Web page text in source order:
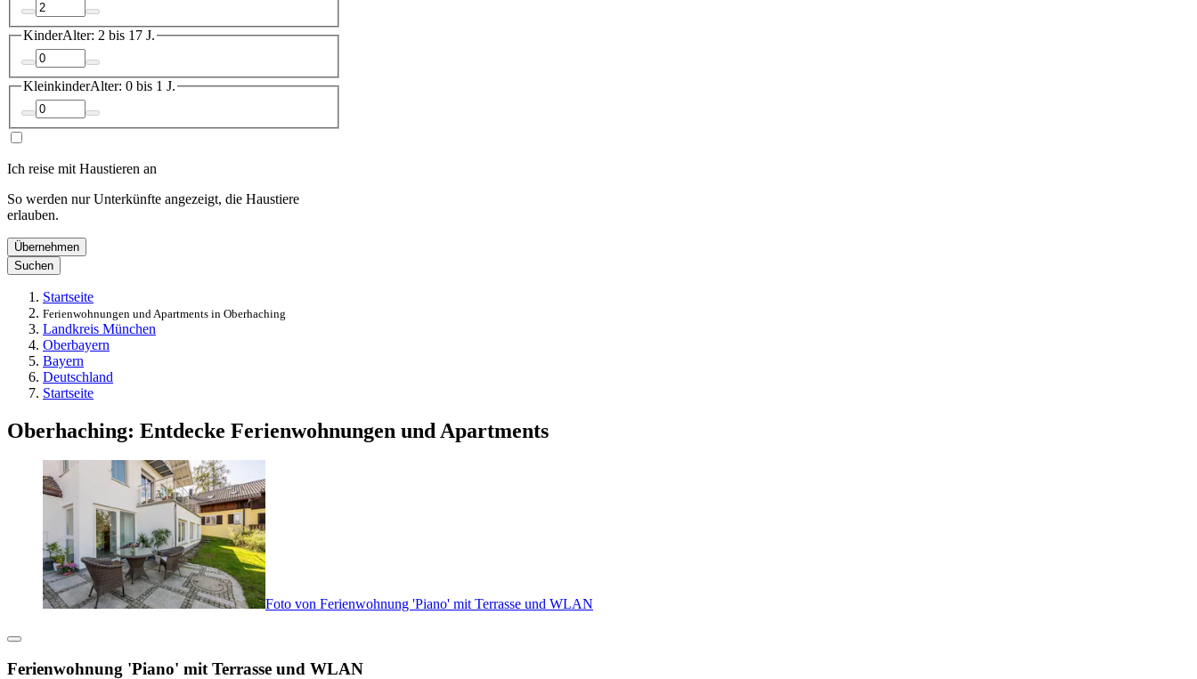
KinderAlter: 2 bis 17 J.
KleinkinderAlter: 0 bis 1 J.
Ich reise mit Haustieren an
So werden nur Unterkünfte angezeigt, die Haustiere
erlauben.
Übernehmen
Suchen
Startseite
Ferienwohnungen und Apartments in Oberhaching
Landkreis München
Oberbayern
Bayern
Deutschland
Startseite
Oberhaching: Entdecke Ferienwohnungen und Apartments
Foto von Ferienwohnung 'Piano' mit Terrasse und WLAN
Ferienwohnung 'Piano' mit Terrasse und WLAN